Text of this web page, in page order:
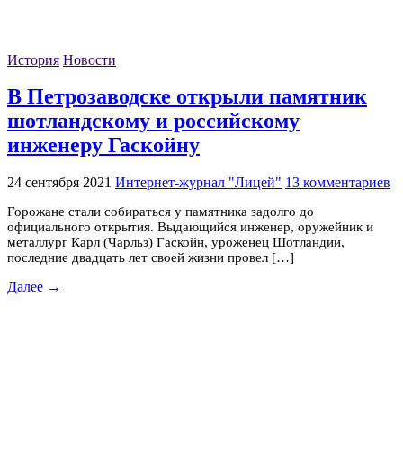
История Новости
В Петрозаводске открыли памятник
шотландскому и российскому
инженеру Гаскойну
24 сентября 2021 Интернет-журнал "Лицей" 13 комментариев
Горожане стали собираться у памятника задолго до
официального открытия. Выдающийся инженер, оружейник и
металлург Карл (Чарльз) Гаскойн, уроженец Шотландии,
последние двадцать лет своей жизни провел […]
Далее →